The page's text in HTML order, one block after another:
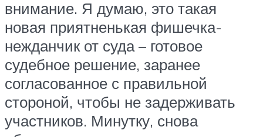
внимание. Я думаю, это такая
новая приятненькая фишечка-
нежданчик от суда – готовое
судебное решение, заранее
согласованное с правильной
стороной, чтобы не задерживать
участников. Минутку, снова